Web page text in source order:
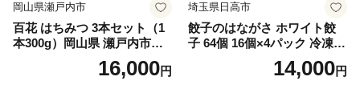
岡山県瀬戸内市
百花 はちみつ 3本セット（1
本300g）岡山県 瀬戸内市産
石黒農園 ヨーグルト パン 砂
糖の代わり 香り高い いい香
16,000円
埼玉県日高市
餃子のはながさ ホワイト餃
子 64個 16個×4パック 冷凍
中華 点心 B級グルメ ご当地
野菜 おつまみ おかず 簡単調
14,000円